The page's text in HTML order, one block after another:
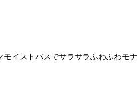
イストバスでサラサラふわふわモ